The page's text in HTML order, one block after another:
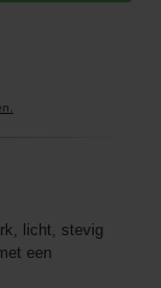
licht, stevig
een